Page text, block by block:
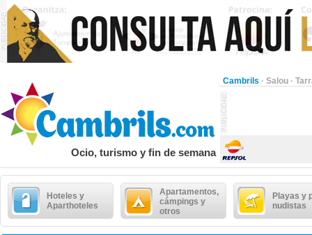
Cambrils · Salou ·
Ocio, turismo y fin de semana
Hoteles y
Aparthoteles
Apartamentos,
cámpings y
otros
Playas y
nudistas